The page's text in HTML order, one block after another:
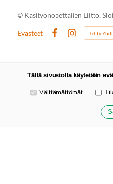
© Käsityönopettajien Liitto,
Evästeet
Instagram
Tehty
Tällä sivustolla käytetään
Valitse käytettävät evästeet
Välttämättömät